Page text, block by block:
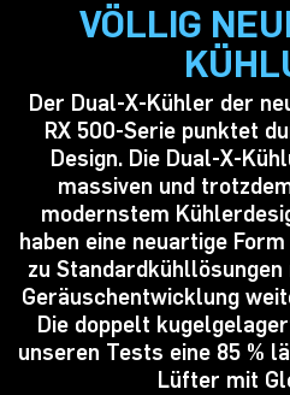
VÖLLIG
Der Dual-X-Kühler der
RX 500-Serie punktet
Design. Die Dual-X-
massiven und
modernstem
haben eine neuartige
zu
Geräuschentwicklung
Die doppelt
unseren Tests eine 85 %
Lüfter mit